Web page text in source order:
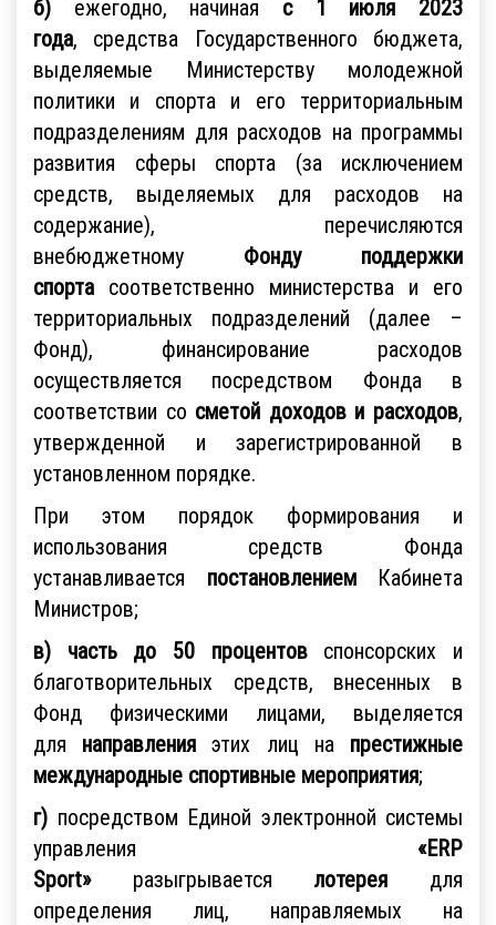
б) ежегодно, начиная с 1 июля 2023
года,
средства Государственного бюджета,
выделяемые Министерству молодежной
политики и спорта и его территориальным
подразделениям для расходов на программы
развития сферы спорта (за исключением
средств, выделяемых для расходов на
содержание), перечисляются
внебюджетному Фонду поддержки
спорта соответственно министерства и его
территориальных подразделений (далее –
Фонд), финансирование расходов
осуществляется посредством Фонда в
соответствии со сметой доходов и расходов,
утвержденной и зарегистрированной в
установленном порядке.
При этом порядок формирования и
использования средств Фонда
устанавливается постановлениемКабинета
Министров;
в) часть до 50 процентов спонсорских и
благотворительных средств, внесенных в
Фонд физическими лицами, выделяется
для направленияэтих лиц на престижные
международные спортивные мероприятия;
г) посредством Единой электронной системы
управления «ERP
Sport»разыгрывается лотерея для
определения лиц, направляемых на